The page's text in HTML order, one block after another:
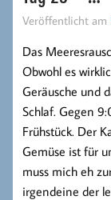
Veröffentlicht am
Das
Obwohl es
Geräusche und
Schlaf. Gegen
Frühstück. Der
Gemüse ist für
muss mich eh
irgendeine der